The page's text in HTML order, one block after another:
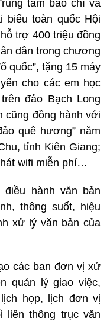
tâm báo chí và
biểu toàn quốc Hội
trợ 400 triệu đồng
dân trong chương
quốc”, tặng 15 máy
cho các em học
đảo Bạch Long
cũng đồng hành với
quê hương” năm
tỉnh Kiên Giang;
wifi miễn phí…
hành văn bản
thông suốt, hiệu
xử lý văn bản của
các ban đơn vị xử
quản lý giao việc,
họp, lịch đơn vị
liên thông trục văn